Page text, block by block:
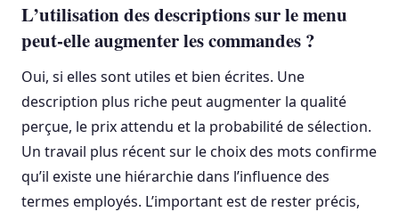
L’utilisation des descriptions sur le menu
peut-elle augmenter les commandes ?
Oui, si elles sont utiles et bien écrites. Une
description plus riche peut augmenter la qualité
perçue, le prix attendu et la probabilité de sélection.
Un travail plus récent sur le choix des mots confirme
qu’il existe une hiérarchie dans l’influence des
termes employés. L’important est de rester précis,